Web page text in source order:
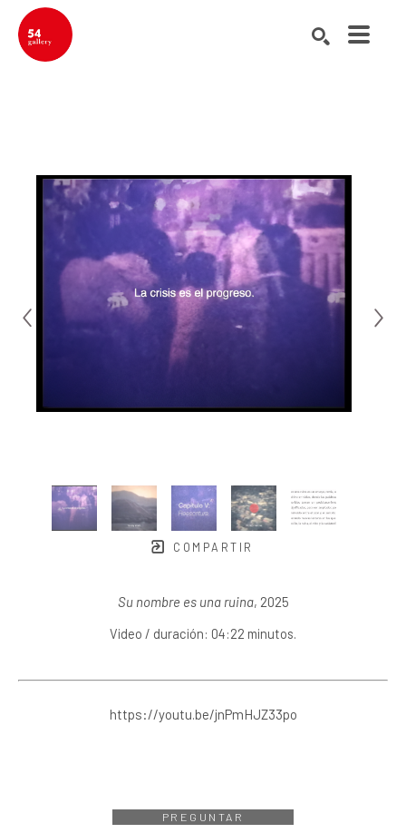
COMPARTIR
Su nombre es una ruina, 2025
Video / duración: 04:22 minutos.
https://youtu.be/jnPmHJZ33po
PREGUNTAR